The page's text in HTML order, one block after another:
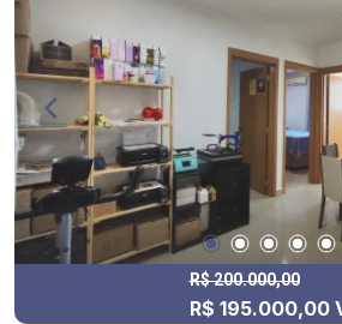
R$ 200.000,00
R$ 195.000,00